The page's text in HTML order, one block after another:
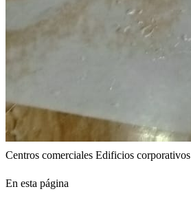
Centros comerciales Edificios corporativos
En esta página